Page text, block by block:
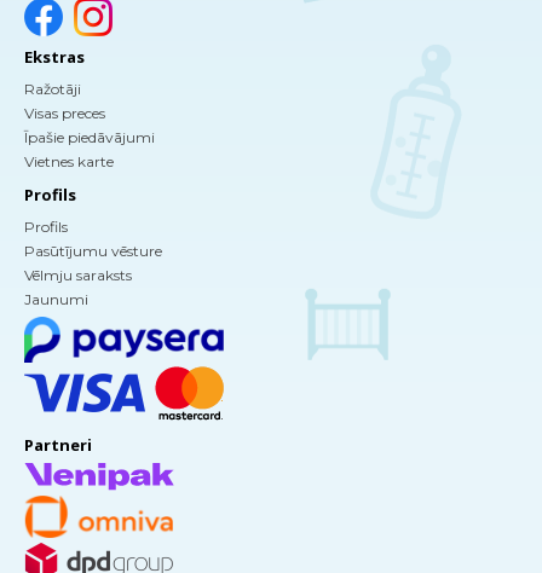
Ekstras
Ražotāji
Visas preces
Īpašie piedāvājumi
Vietnes karte
Profils
Profils
Pasūtījumu vēsture
Vēlmju saraksts
Jaunumi
Partneri